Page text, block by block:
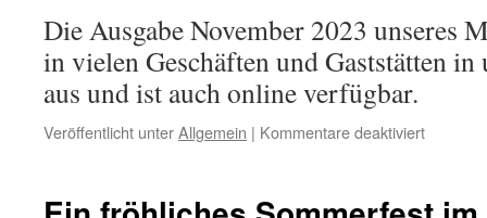
Die Ausgabe November 2023 unseres
in vielen Geschäften und Gaststätten in
aus und ist auch online verfügbar.
Veröffentlicht unterAllgemein | Kommentare deaktiviertfür